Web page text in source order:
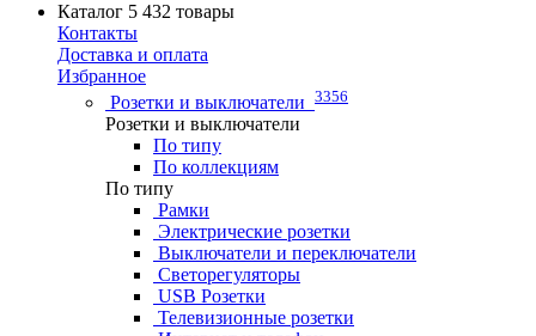
Каталог 5 432 товары
Контакты
Доставка и оплата
Избранное
Розетки и выключатели 3356
Розетки и выключатели
По типу
По коллекциям
По типу
Рамки
Электрические розетки
Выключатели и переключатели
Светорегуляторы
USB Розетки
Телевизионные розетки